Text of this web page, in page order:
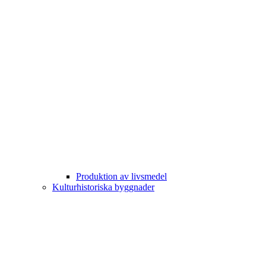
Produktion av livsmedel
Kulturhistoriska byggnader